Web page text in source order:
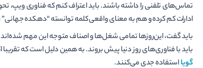
تماس‌های تلفنی را داشته باشند.‌ باید اعتراف کنم که فناوری ویپ،
ادارات کم کرده و هم به معنای واقعی کلمه توانسته “دهکده جهانی”
باید گفت، این‌روزها تمامی شغل‌ها و اصناف متوجه این مهم
باید با فناوری‌های روز دنیا پیش بروند. به همین دلیل است که
گویااستفاده جدی می‌کنند.